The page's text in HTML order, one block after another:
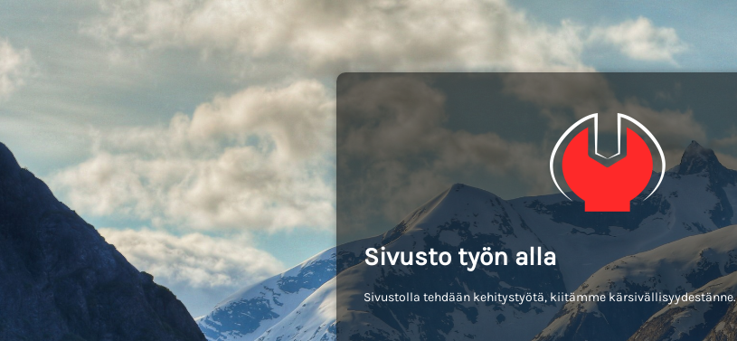
Sivusto työn alla
Sivustolla tehdään kehitystyötä, kiitämme kärsivällisyydestänne.